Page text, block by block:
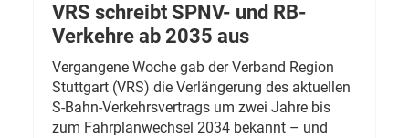
VRS schreibt SPNV- und RB-
Verkehre ab 2035 aus
Vergangene Woche gab der Verband Region
Stuttgart (VRS) die Verlängerung des aktuellen
S-Bahn-Verkehrsvertrags um zwei Jahre bis
zum Fahrplanwechsel 2034 bekannt – und